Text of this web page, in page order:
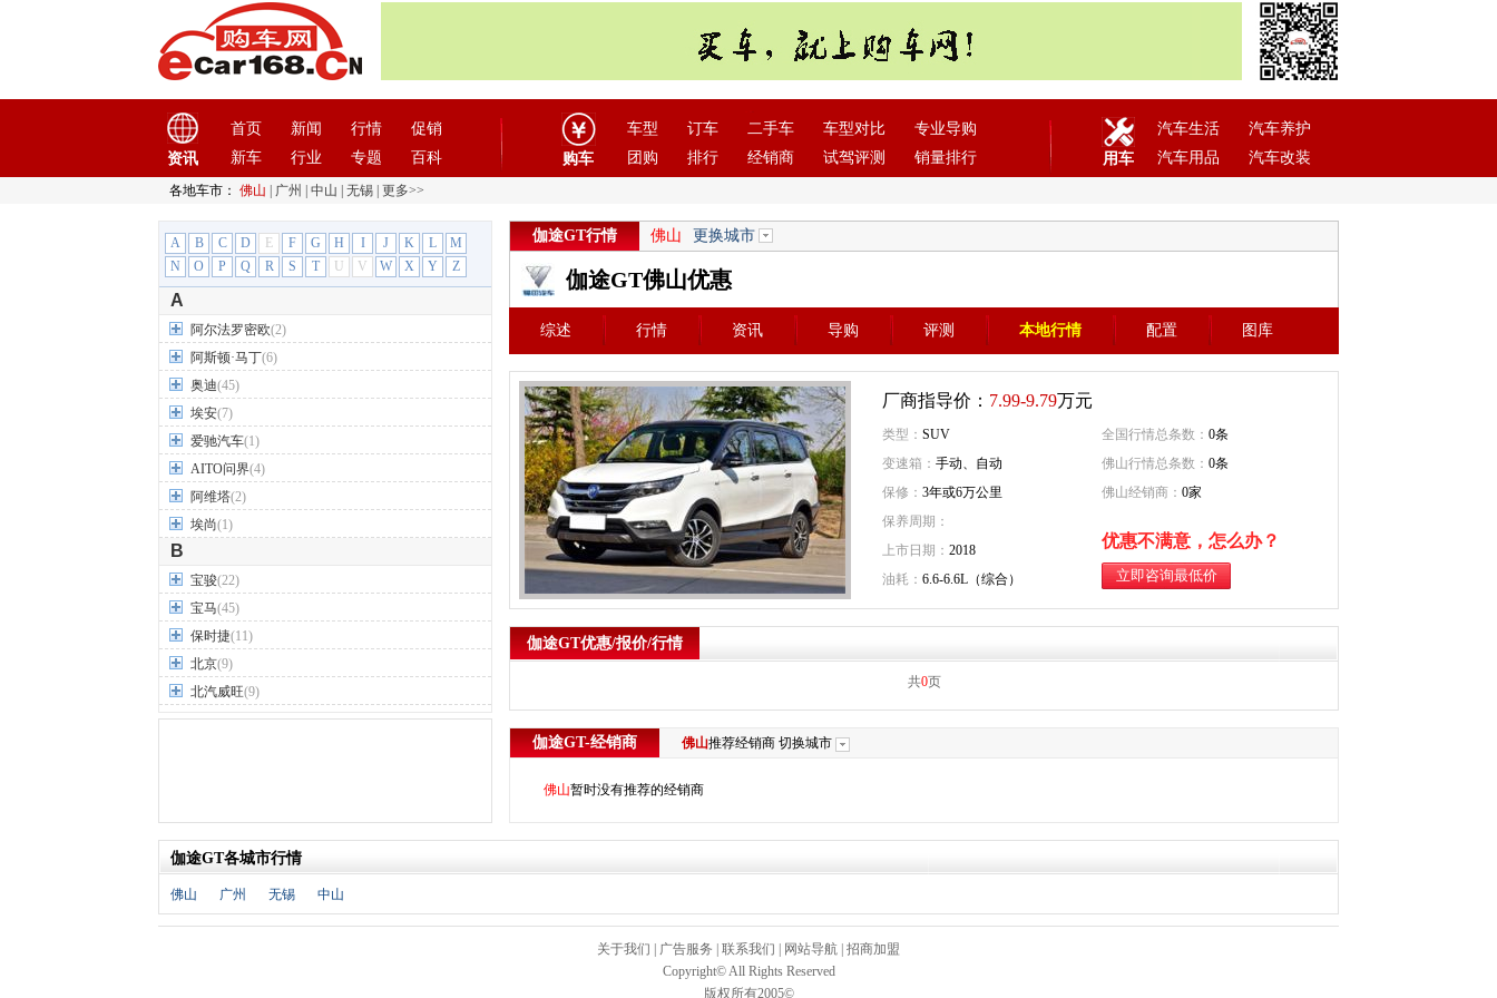
资讯
首页 新闻 行情
促销
新车
行业 专题 百科 购车
车型 订车 二手车 车型对比
专业导购
团购
排行 经销商 试驾评测 销量排行 用车
汽车生活
汽车养护
汽车用品
汽车改装
各地车市： 佛山 广州 中山 无锡 更多>>
A B C D E F G H I J K L
M
N
O P Q R S T U V W X Y Z
A
阿尔法罗密欧(2)
阿斯顿·马丁(6)
奥迪(45)
埃安(7)
爱驰汽车(1)
AITO问界(4)
阿维塔(2)
埃尚(1)
B
宝骏(22)
宝马(45)
保时捷(11)
北京(9)
北汽威旺(9)
北汽制造(7)
别克(24)
宾利
(5)
比亚迪(56)
伽途GT行情 佛山 更换城市
伽途GT佛山优惠
综述 行情 资讯 导购 评测 本地行情 配置 图库
厂商指导价： 7.99-9.79万元
类型： SUV 全国行情总条数： 0条
变速箱： 手动、自动 佛山行情总条数： 0条
保修： 3年或6万公里 佛山经销商： 0家
保养周期：
优惠不满意，怎么办？
上市日期： 2018
油耗： 6.6-6.6L（综合）
伽途GT优惠/报价/行情
共0页
伽途GT-经销商 佛山推荐经销商 切换城市
佛山暂时没有推荐的经销商
伽途GT各城市行情
佛山 广州 无锡 中山
关于我们 广告服务 联系我们 网站导航 招商加盟
Copyright© All Rights Reserved
版权所有2005©